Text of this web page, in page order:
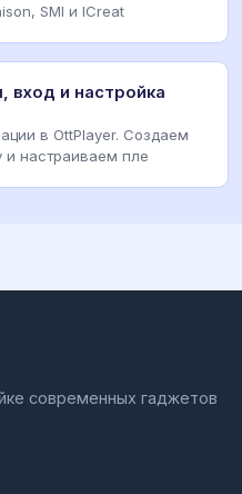
SMI и ICreat
вход и настройка
в OttPlayer. Создаем
и настраиваем пле
современных гаджетов